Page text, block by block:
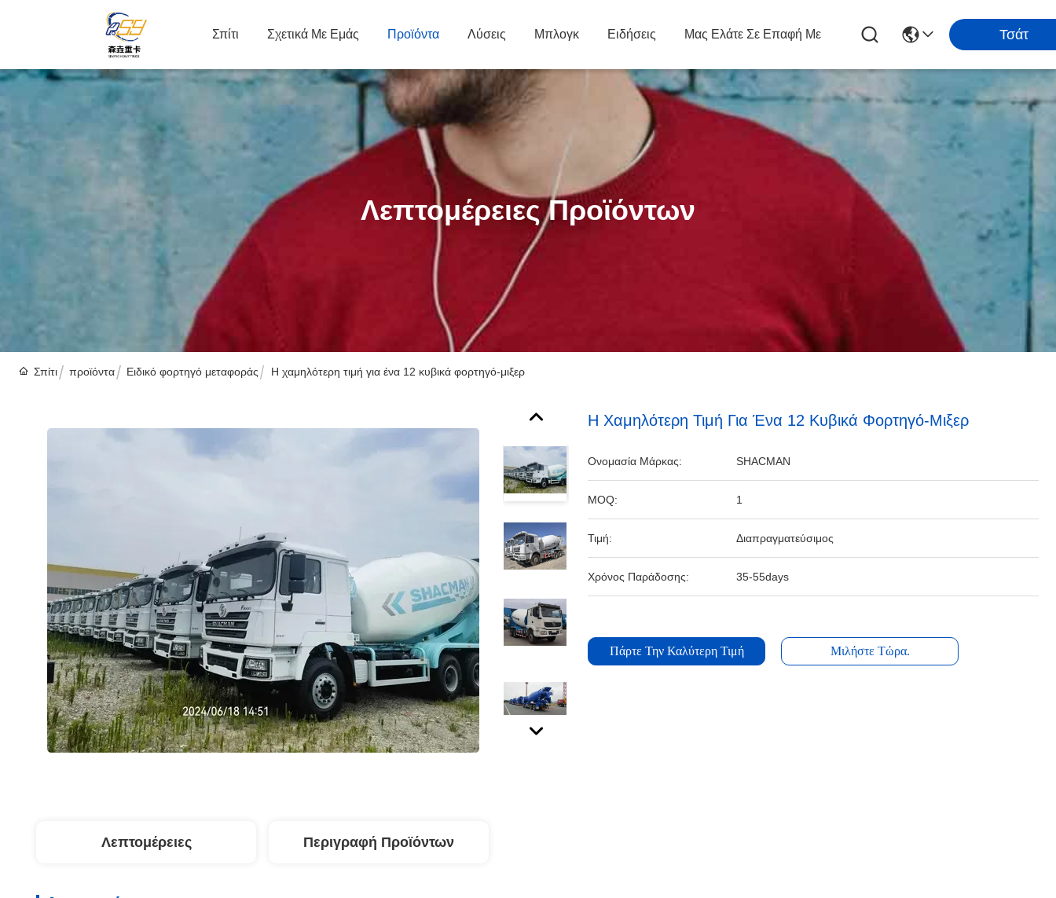
Σπίτι Σχετικά Με Εμάς Προϊόντα Λύσεις Μπλογκ Ειδήσεις Μας Ελάτε Σε Επαφή Με Τσάτ
Λεπτομέρειες Προϊόντων
Σπίτι προϊόντα Ειδικό φορτηγό μεταφοράς Η χαμηλότερη τιμή για ένα 12 κυβικά φορτηγό-μιξερ
Η Χαμηλότερη Τιμή Για Ένα 12 Κυβικά Φορτηγό-Μιξερ
Ονομασία Μάρκας: SHACMAN
MOQ: 1
Τιμή: Διαπραγματεύσιμος
Χρόνος Παράδοσης: 35-55days
Πάρτε Την Καλύτερη Τιμή Μιλήστε Τώρα.
Λεπτομέρειες Περιγραφή Προϊόντων